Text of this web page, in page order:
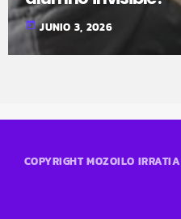
today JUNIO 3, 2026
COPYRIGHT MOZOILO IRRATIA